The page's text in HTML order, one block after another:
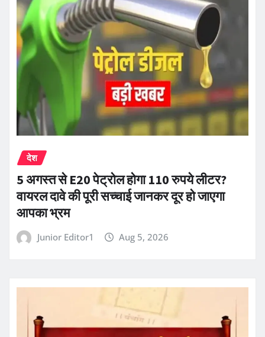
देश
5 अगस्त से E20 पेट्रोल होगा 110 रुपये लीटर?
वायरल दावे की पूरी सच्चाई जानकर दूर हो जाएगा
आपका भ्रम
Junior Editor1 Aug 5, 2026